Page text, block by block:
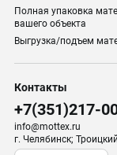
Полная упаковка
вашего объекта
Выгрузка/подъем
Контакты
+7(351)217-
info@mottex.ru
г. Челябинск;